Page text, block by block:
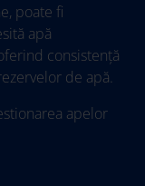
poate fi
apă
consistență
de apă.
apelor